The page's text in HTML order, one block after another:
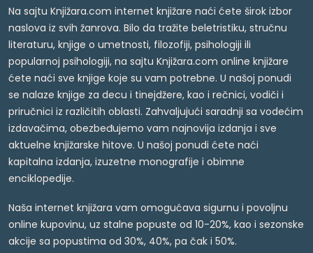
Na sajtu Knjižara.com internet knjižare naći ćete širok izbor
naslova iz svih žanrova. Bilo da tražite beletristiku, stručnu
literaturu, knjige o umetnosti, filozofiji, psihologiji ili
popularnoj psihologiji, na sajtu Knjižara.com online knjižare
ćete naći sve knjige koje su vam potrebne. U našoj ponudi
se nalaze knjige za decu i tinejdžere, kao i rečnici, vodiči i
priručnici iz različitih oblasti. Zahvaljujući saradnji sa vodećim
izdavačima, obezbeđujemo vam najnovija izdanja i sve
aktuelne knjižarske hitove. U našoj ponudi ćete naći
kapitalna izdanja, izuzetne monografije i obimne
enciklopedije.
Naša internet knjižara vam omogućava sigurnu i povoljnu
online kupovinu, uz stalne popuste od 10-20%, kao i sezonske
akcije sa popustima od 30%, 40%, pa čak i 50%.